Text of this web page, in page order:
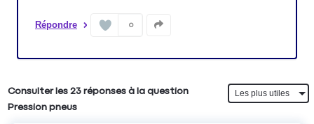
Répondre 0
Consulter les 23 réponses à la question
Pression pneus